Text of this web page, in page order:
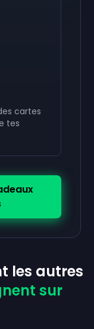
cartes
tes
les autres
sur